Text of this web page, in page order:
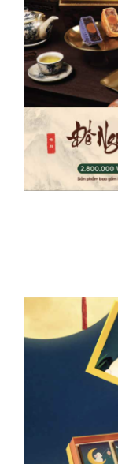
DETAILS
DETAILS